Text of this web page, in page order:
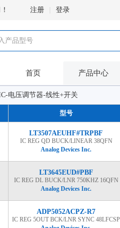
注册 登录
首页 产品中心
电压调节器-线性+开关
型号
LT3507AEUHF#TRPBF
IC REG QD BUCK/LINEAR 38QFN
Analog Devices Inc.
LT3645EUD#PBF
IC REG DL BUCK/LNR 750KHZ 16QFN
Analog Devices Inc.
ADP5052ACPZ-R7
IC REG 5OUT BCK/LNR SYNC 48LFCSP